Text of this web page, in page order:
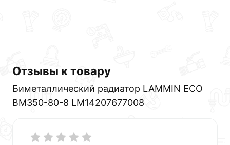
Отзывы к товару
Биметаллический радиатор LAMMIN ECO
BM350-80-8 LM14207677008